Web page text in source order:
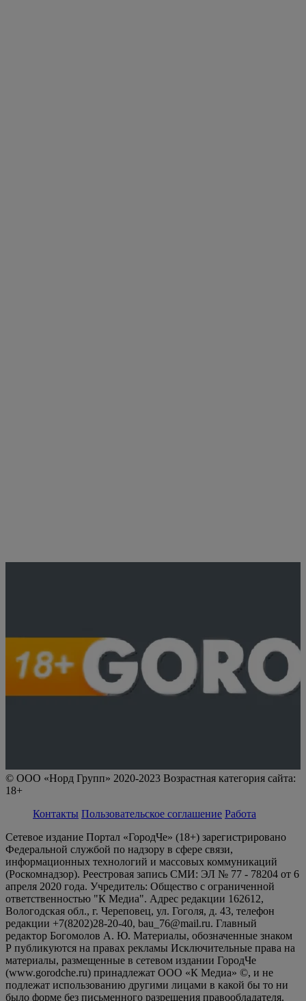
© ООО «Норд Групп» 2020-2023 Возрастная категория сайта:
18+
Контакты Пользовательское соглашение Работа
Сетевое издание Портал «ГородЧе» (18+) зарегистрировано
Федеральной службой по надзору в сфере связи,
информационных технологий и массовых коммуникаций
(Роскомнадзор). Реестровая запись СМИ: ЭЛ № 77 - 78204 от 6
апреля 2020 года. Учредитель: Общество с ограниченной
ответственностью "К Медиа". Адрес редакции 162612,
Вологодская обл., г. Череповец, ул. Гоголя, д. 43, телефон
редакции +7(8202)28-20-40, bau_76@mail.ru. Главный
редактор Богомолов А. Ю. Материалы, обозначенные знаком
Р публикуются на правах рекламы Исключительные права на
материалы, размещенные в сетевом издании ГородЧе
(www.gorodche.ru) принадлежат ООО «К Медиа» ©, и не
подлежат использованию другими лицами в какой бы то ни
было форме без письменного разрешения правообладателя.